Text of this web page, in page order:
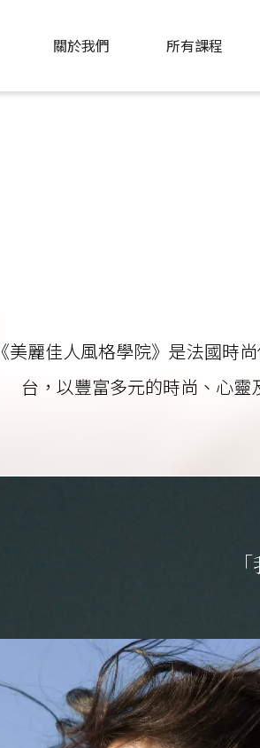
關於我們 所有課程
《美麗佳人風格學院》是法國時
台，以豐富多元的時尚、心